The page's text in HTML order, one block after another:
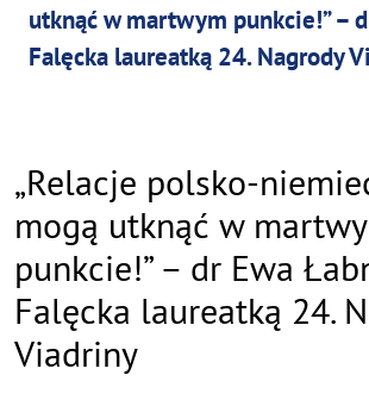
utknąć w martwym punkcie!” –
Falęcka laureatką 24. Nagrody
„Relacje polsko-
mogą utknąć w
punkcie!” – dr Ewa
Falęcka laureatką 24.
Viadriny